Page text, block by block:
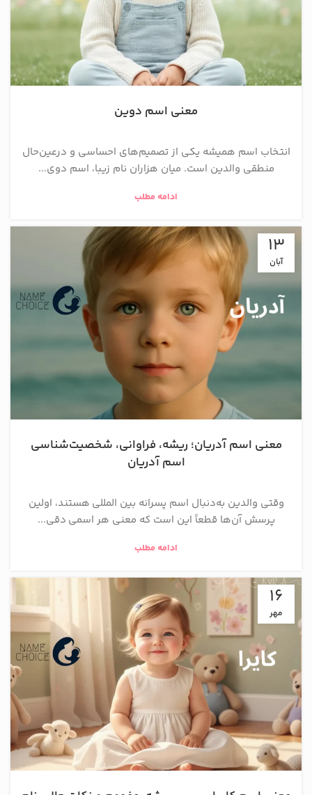
معنی اسم دوین
انتخاب اسم همیشه یکی از تصمیم‌های احساسی و درعین‌حال
منطقی والدین است. میان هزاران نام زیبا، اسم دوی...
ادامه مطلب
13
آبان
معنی اسم آدریان؛ ریشه، فراوانی، شخصیت‌شناسی
اسم آدریان
وقتی والدین به‌دنبال اسم پسرانه بین المللی هستند، اولین
پرسش آن‌ها قطعاً این است که معنی هر اسمی دقی...
ادامه مطلب
16
مهر